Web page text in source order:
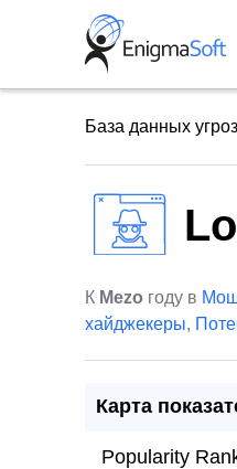
База данных угроз
К Mezo году в
хайджекеры,
Карта
Popularity